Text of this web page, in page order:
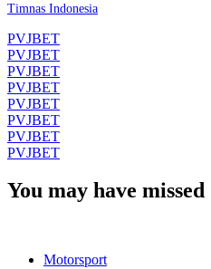
Timnas Indonesia
PVJBET
PVJBET
PVJBET
PVJBET
PVJBET
PVJBET
PVJBET
PVJBET
You may have missed
Motorsport